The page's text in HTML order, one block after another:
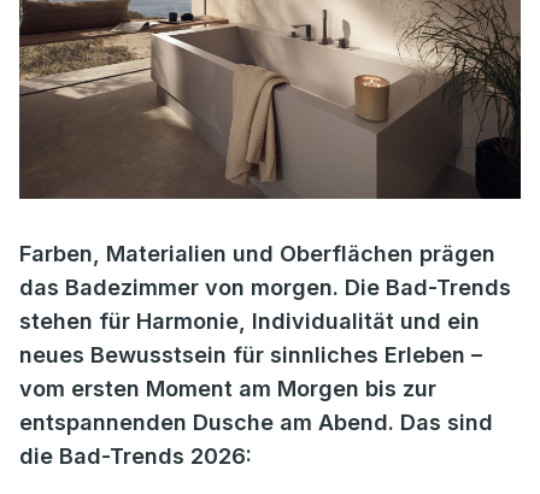
Farben, Materialien und Oberflächen prägen
das Badezimmer von morgen. Die Bad-Trends
stehen für Harmonie, Individualität und ein
neues Bewusstsein für sinnliches Erleben –
vom ersten Moment am Morgen bis zur
entspannenden Dusche am Abend. Das sind
die Bad-Trends 2026: